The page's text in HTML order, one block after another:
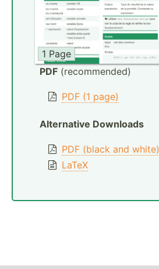
1 Page
PDF (recommended)
PDF (1 page)
Alternative Downloads
PDF (black and white)
LaTeX